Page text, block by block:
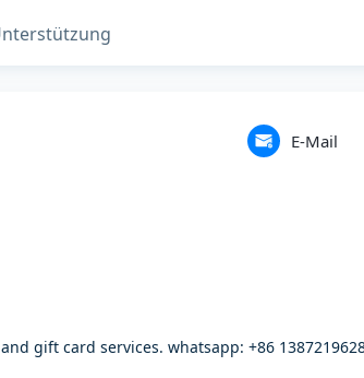
E-Mail
gift card services. whatsapp: +86